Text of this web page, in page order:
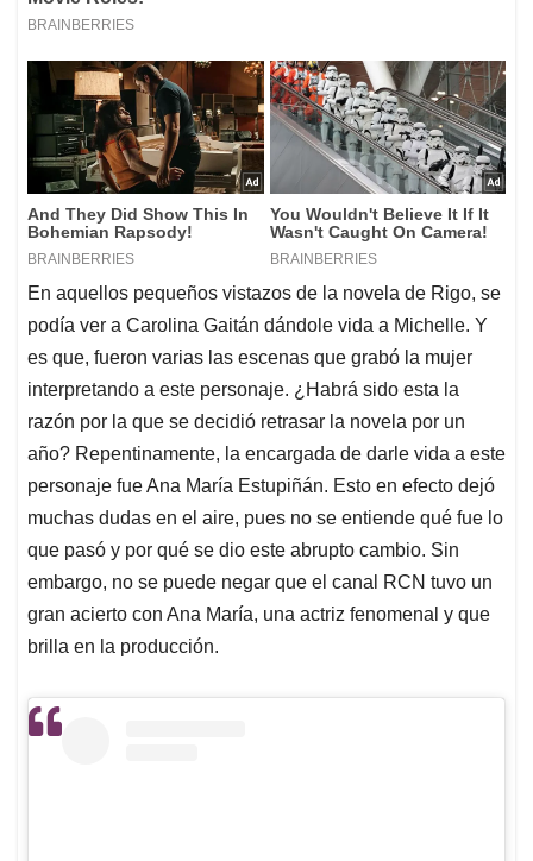
En aquellos pequeños vistazos de la novela de Rigo, se
podía ver a Carolina Gaitán dándole vida a Michelle. Y
es que, fueron varias las escenas que grabó la mujer
interpretando a este personaje. ¿Habrá sido esta la
razón por la que se decidió retrasar la novela por un
año? Repentinamente, la encargada de darle vida a este
personaje fue Ana María Estupiñán. Esto en efecto dejó
muchas dudas en el aire, pues no se entiende qué fue lo
que pasó y por qué se dio este abrupto cambio. Sin
embargo, no se puede negar que el canal RCN tuvo un
gran acierto con Ana María, una actriz fenomenal y que
brilla en la producción.